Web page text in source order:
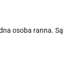
osoba ranna. Są